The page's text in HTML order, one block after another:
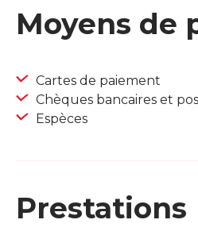
Moyens de
Cartes de paiement
Chèques bancaires et
Espèces
Prestations